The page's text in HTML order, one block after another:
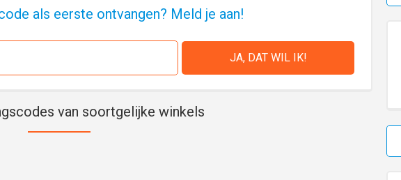
als eerste ontvangen? Meld je aan!
van soortgelijke winkels